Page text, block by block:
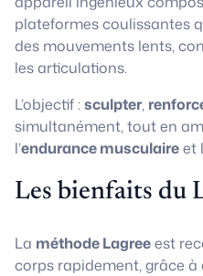
plateformes coulissantes
des mouvements lents,
les articulations.
L’objectif :sculpter,
simultanément, tout en
l’endurance musculaireet
Les bienfaits du
La méthode Lagreeest
corps rapidement, grâce